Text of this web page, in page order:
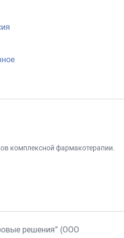
комплексной фармакотерапии.
решения” (ООО